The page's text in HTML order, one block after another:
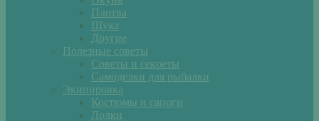
Плотва
Щука
Другие
Полезные советы
Советы и секреты
Самоделки для рыбалки
Экипировка
Костюмы и сапоги
Лодки